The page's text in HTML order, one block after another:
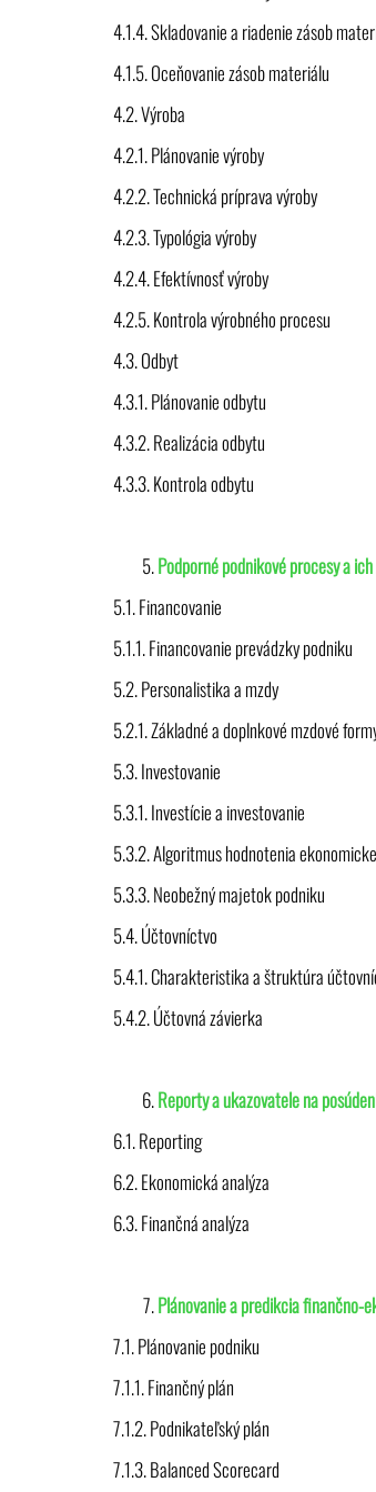
4.1.4. Skladovanie a riadenie zásob
4.1.5. Oceňovanie zásob materiálu
4.2. Výroba
4.2.1. Plánovanie výroby
4.2.2. Technická príprava výroby
4.2.3. Typológia výroby
4.2.4. Efektívnosť výroby
4.2.5. Kontrola výrobného procesu
4.3. Odbyt
4.3.1. Plánovanie odbytu
4.3.2. Realizácia odbytu
4.3.3. Kontrola odbytu
Podporné podnikové procesy a
5.1. Financovanie
5.1.1. Financovanie prevádzky podniku
5.2. Personalistika a mzdy
5.2.1. Základné a doplnkové mzdové
5.3. Investovanie
5.3.1. Investície a investovanie
5.3.2. Algoritmus hodnotenia
5.3.3. Neobežný majetok podniku
5.4. Účtovníctvo
5.4.1. Charakteristika a štruktúra
5.4.2. Účtovná závierka
Reporty a ukazovatele na
6.1. Reporting
6.2. Ekonomická analýza
6.3. Finančná analýza
Plánovanie a predikcia finančno-
7.1. Plánovanie podniku
7.1.1. Finančný plán
7.1.2. Podnikateľský plán
7.1.3. Balanced Scorecard